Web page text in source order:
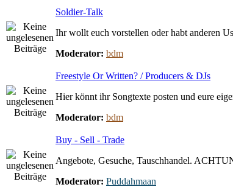
Soldier-Talk
Ihr wollt euch vorstellen oder habt anderen
Moderator: bdm
Freestyle Or Written? / Producers & DJs
Hier könnt ihr Songtexte posten und eure
Moderator: bdm
Buy - Sell - Trade
Angebote, Gesuche, Tauschhandel.
Moderator: Puddahmaan